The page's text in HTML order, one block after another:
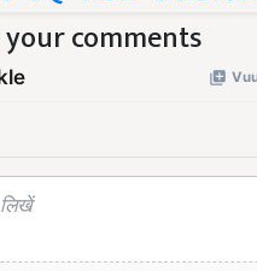
your comments